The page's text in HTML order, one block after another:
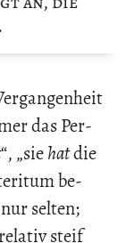
das Per­
“, „siehatdie
be­
sel­ten;
steif